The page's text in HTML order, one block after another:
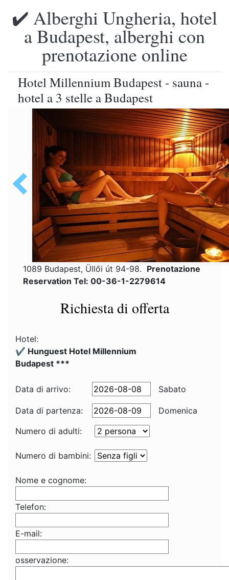
✔️ Alberghi Ungheria, hotel
a Budapest, alberghi con
prenotazione online
Hotel Millennium Budapest - sauna -
hotel a 3 stelle a Budapest
1089 Budapest, Üllői út 94-98. Prenotazione
Reservation Tel: 00-36-1-2279614
Richiesta di offerta
Hotel:
✔️ Hunguest Hotel Millennium
Budapest ***
Data di arrivo: Sabato
Data di partenza:
Domenica
Numero di adulti:
Numero di bambini:
Nome e cognome:
Telefon:
E-mail:
osservazione: